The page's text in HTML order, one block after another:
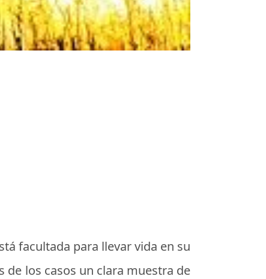
facultada para llevar vida en su
los casos un clara muestra de